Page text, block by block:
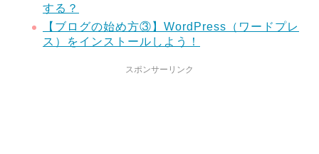
する？
【ブログの始め方③】WordPress（ワードプレ
ス）をインストールしよう！
スポンサーリンク